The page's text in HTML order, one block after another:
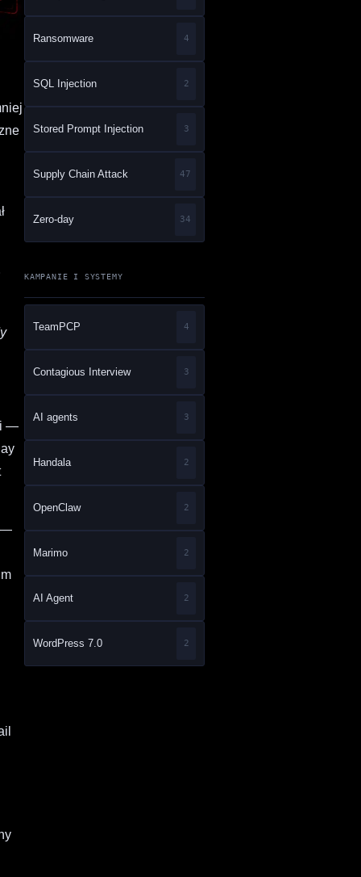
—
—
Ransomware 4
SQL Injection 2
Stored Prompt Injection 3
Supply Chain Attack 47
Zero-day 34
KAMPANIE I SYSTEMY
TeamPCP 4
Contagious Interview 3
AI agents 3
Handala 2
OpenClaw 2
Marimo 2
AI Agent 2
WordPress 7.0 2